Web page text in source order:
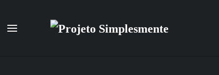
Saltar para o conteúdo principal